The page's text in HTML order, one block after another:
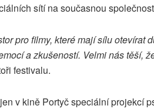
sítí na současnou
pro filmy, které mají sílu otevírat
a zkušeností. Velmi nás těší,
festivalu.
v kině Portyč speciální projekcí